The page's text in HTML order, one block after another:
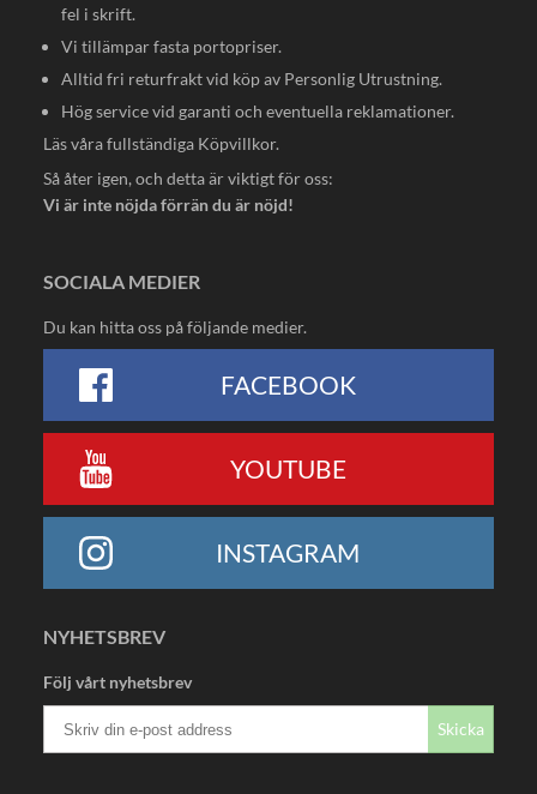
fel i skrift.
Vi tillämpar fasta portopriser.
Alltid fri returfrakt vid köp av Personlig Utrustning.
Hög service vid garanti och eventuella reklamationer.
Läs våra fullständiga Köpvillkor.
Så åter igen, och detta är viktigt för oss:
Vi är inte nöjda förrän du är nöjd!
SOCIALA MEDIER
Du kan hitta oss på följande medier.
FACEBOOK
YOUTUBE
INSTAGRAM
NYHETSBREV
Följ vårt nyhetsbrev
Skicka